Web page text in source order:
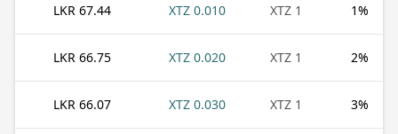
1%
1 XTZ
0.010 XTZ
67.44 LKR
2%
1 XTZ
0.020 XTZ
66.75 LKR
3%
1 XTZ
0.030 XTZ
66.07 LKR